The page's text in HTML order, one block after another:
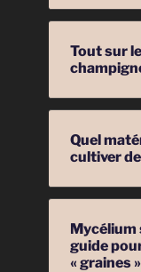
Tout sur
Quel
cultiver
Mycélium
guide
« graines